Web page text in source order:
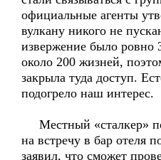
официальные агенты
вулкану никого не
извержение было ровно
около 200 жизней,
закрыла туда доступ.
подогрело наш интерес.
Местный «сталкер»
на встречу в бар отеля
заявил, что сможет